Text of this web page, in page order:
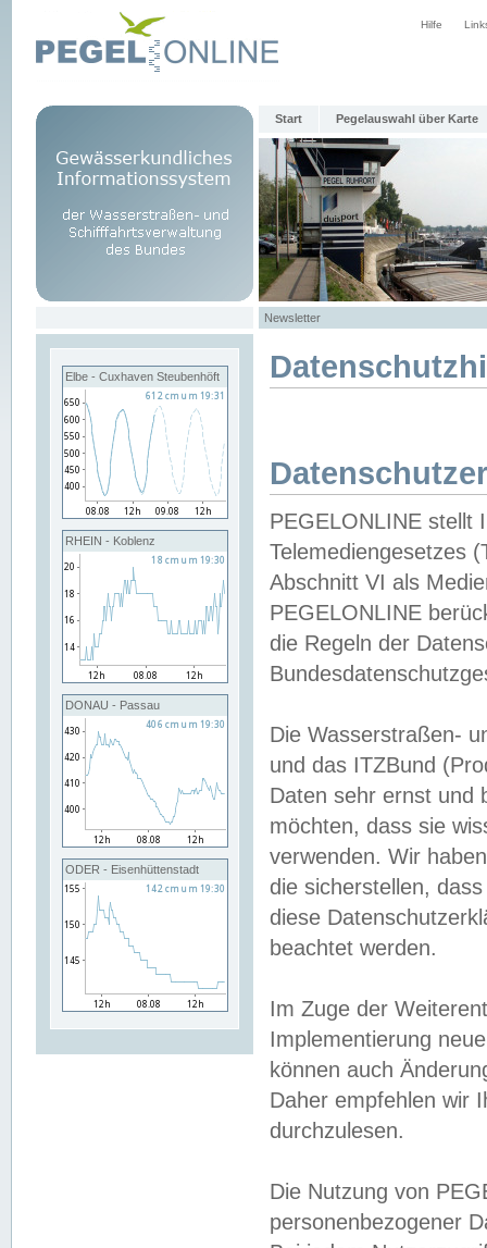
Hilfe
Start Pegelauswahl über Karte
Newsletter
Elbe - Cuxhaven Steubenhöft
RHEIN - Koblenz
DONAU - Passau
ODER - Eisenhüttenstadt
PEGELONLINE stellt
Telemediengesetzes
Abschnitt VI als
PEGELONLINE
die Regeln der
Die Wasserstraßen-
und das ITZBund
Daten sehr ernst und
möchten, dass sie
verwenden. Wir
die sicherstellen,
diese
beachtet werden.
Im Zuge der
Implementierung
können auch
Daher empfehlen wir
durchzulesen.
Die Nutzung von
personenbezogener